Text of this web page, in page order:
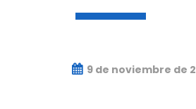
9 de noviembre de